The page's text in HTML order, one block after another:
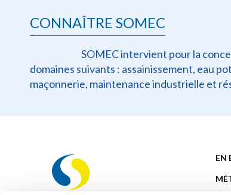
CONNAÎTRE SOMEC
SOMEC intervient pour la
domaines suivants : assainissement, eau
maçonnerie, maintenance industrielle et
EN